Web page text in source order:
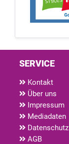
SERVICE
Kontakt
Über uns
Impressum
Mediadaten
Datenschutz
AGB